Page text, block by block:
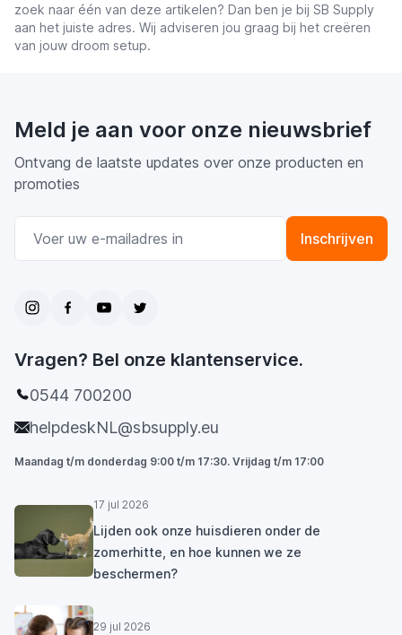
zoek naar één van deze artikelen? Dan ben je bij SB Supply
aan het juiste adres. Wij adviseren jou graag bij het creëren
van jouw droom setup.
Meld je aan voor onze nieuwsbrief
Ontvang de laatste updates over onze producten en
promoties
Inschrijven
Vragen? Bel onze klantenservice.
0544 700200
helpdeskNL@sbsupply.eu
Maandag t/m donderdag 9:00 t/m 17:30. Vrijdag t/m 17:00
17 jul 2026
Lijden ook onze huisdieren onder de
zomerhitte, en hoe kunnen we ze
beschermen?
29 jul 2026